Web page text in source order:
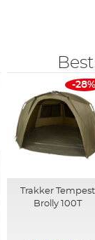
-28%
Trakker Tempest
Brolly 100T